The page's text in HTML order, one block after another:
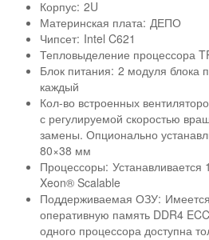
Корпус: 2U
Материнская плата: ДЕПО
Чипсет: Intel C621
Тепловыделение процессора
Блок питания: 2 модуля блока
каждый
Кол-во встроенных
с регулируемой скоростью
замены. Опционально
80×38 мм
Процессоры:
Xeon® Scalable
Поддерживаемая ОЗУ:
оперативную память DDR4
одного процессора доступна